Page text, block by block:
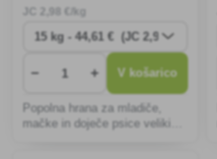
2 ,98 €/kg
− + V košarico
Popolna hrana za mladiče,
mačke in doječe psice velikih